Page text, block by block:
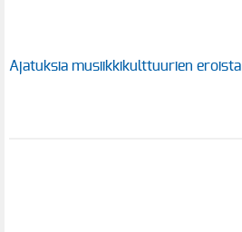
Ajatuksia musiikkikulttuurien eroista